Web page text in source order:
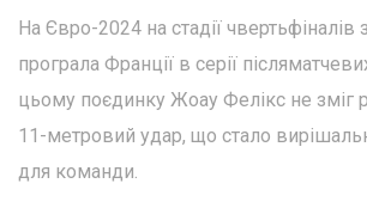
На Євро-2024 на стадії чвертьфіналів
програла Франції в серії
цьому поєдинку Жоау Фелікс не зміг
11-метровий удар, що стало
для команди.